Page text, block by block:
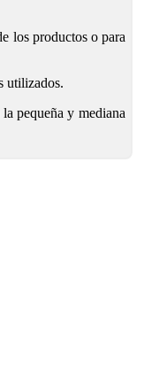
los productos o para
utilizados.
pequeña y mediana